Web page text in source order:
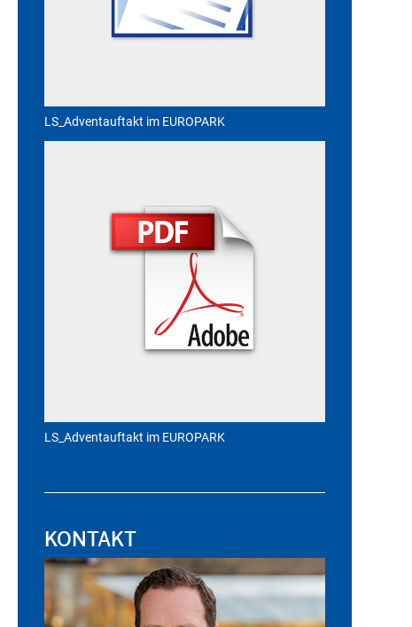
LS_Adventauftakt im EUROPARK
LS_Adventauftakt im EUROPARK
KONTAKT